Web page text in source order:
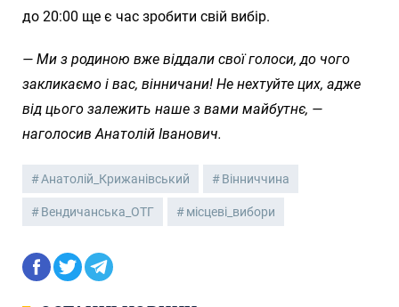
до 20:00 ще є час зробити свій вибір.
— Ми з родиною вже віддали свої голоси, до чого
закликаємо і вас, вінничани! Не нехтуйте цих, адже
від цього залежить наше з вами майбутнє, —
наголосив Анатолій Іванович.
Анатолій_Крижанівський Вінниччина
Вендичанська_ОТГ місцеві_вибори